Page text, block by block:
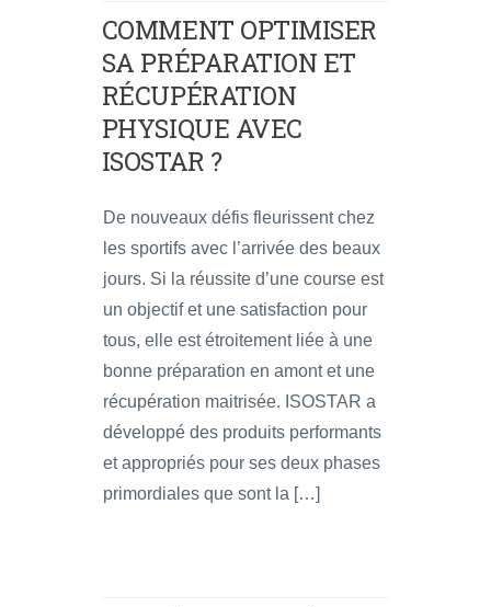
COMMENT OPTIMISER
SA PRÉPARATION ET
RÉCUPÉRATION
PHYSIQUE AVEC
ISOSTAR ?
De nouveaux défis fleurissent chez
les sportifs avec l’arrivée des beaux
jours. Si la réussite d’une course est
un objectif et une satisfaction pour
tous, elle est étroitement liée à une
bonne préparation en amont et une
récupération maitrisée. ISOSTAR a
développé des produits performants
et appropriés pour ses deux phases
primordiales que sont la […]